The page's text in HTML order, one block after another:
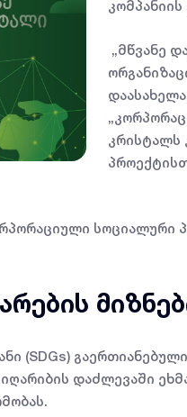
„მწვანე
კრისტალს
სოციალური
(SDGs)
დაძლევაში